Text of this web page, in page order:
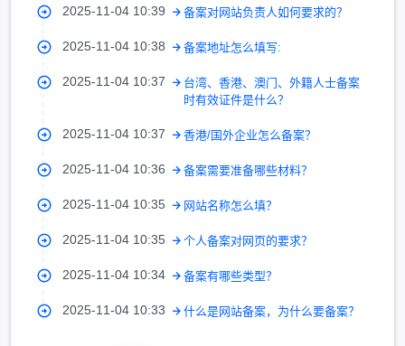
2025-11-04 10:39 备案对网站负责人如何要求的？
2025-11-04 10:38 备案地址怎么填写:
2025-11-04 10:37
台湾、香港、澳门、外籍人士备案
时有效证件是什么？
2025-11-04 10:37 香港/国外企业怎么备案？
2025-11-04 10:36 备案需要准备哪些材料？
2025-11-04 10:35 网站名称怎么填？
2025-11-04 10:35 个人备案对网页的要求？
2025-11-04 10:34 备案有哪些类型？
2025-11-04 10:33 什么是网站备案，为什么要备案？